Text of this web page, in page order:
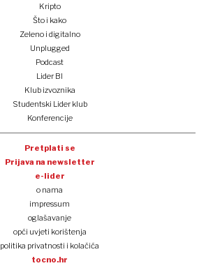
Kripto
Što i kako
Zeleno i digitalno
Unplugged
Podcast
Lider BI
Klub izvoznika
Studentski Lider klub
Konferencije
Pretplati se
Prijava na newsletter
e-lider
o nama
impressum
oglašavanje
opći uvjeti korištenja
politika privatnosti i kolačića
tocno.hr